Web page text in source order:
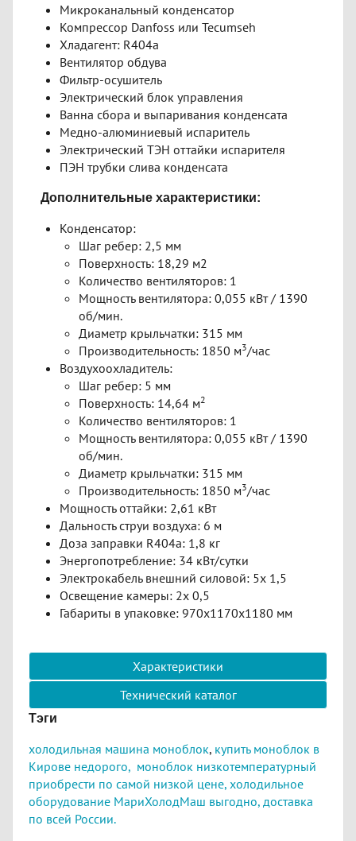
Микроканальный конденсатор
Компрессор Danfoss или Tecumseh
Хладагент: R404a
Вентилятор обдува
Фильтр-осушитель
Электрический блок управления
Ванна сбора и выпаривания конденсата
Медно-алюминиевый испаритель
Электрический ТЭН оттайки испарителя
ПЭН трубки слива конденсата
Дополнительные характеристики:
Конденсатор:
Шаг ребер: 2,5 мм
Поверхность: 18,29 м2
Количество вентиляторов: 1
Мощность вентилятора: 0,055 кВт / 1390
об/мин.
Диаметр крыльчатки: 315 мм
Производительность: 1850 м3/час
Воздухоохладитель:
Шаг ребер: 5 мм
Поверхность: 14,64 м2
Количество вентиляторов: 1
Мощность вентилятора: 0,055 кВт / 1390
об/мин.
Диаметр крыльчатки: 315 мм
Производительность: 1850 м3/час
Мощность оттайки: 2,61 кВт
Дальность струи воздуха: 6 м
Доза заправки R404a: 1,8 кг
Энергопотребление: 34 кВт/сутки
Электрокабель внешний силовой: 5х 1,5
Освещение камеры: 2х 0,5
Габариты в упаковке: 970х1170х1180 мм
Характеристики
Технический каталог
Тэги
холодильная машина моноблок, купить моноблок в
Кирове недорого, моноблок низкотемпературный
приобрести по самой низкой цене, холодильное
оборудование МариХолодМаш выгодно, доставка
по всей России.